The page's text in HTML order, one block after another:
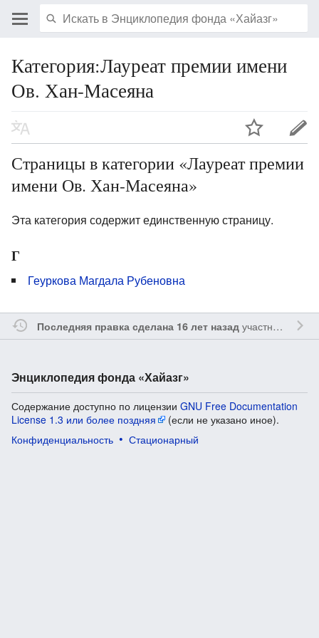
Категория:Лауреат премии имени
Ов. Хан-Масеяна
Страницы в категории «Лауреат премии
имени Ов. Хан-Масеяна»
Эта категория содержит единственную страницу.
Г
Геуркова Магдала Рубеновна
Последняя правка сделана 16 лет назадучастником
Энциклопедия фонда «Хайазг»
Содержание доступно по лицензии GNU Free Documentation
License 1.3 или более поздняя
(если не указано иное).
Конфиденциальность
Стационарный